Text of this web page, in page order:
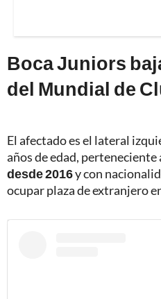
Boca Juniors
del Mundial de
El afectado es el lateral
años de edad, perteneciente
desde 2016y con
ocupar plaza de extranjero